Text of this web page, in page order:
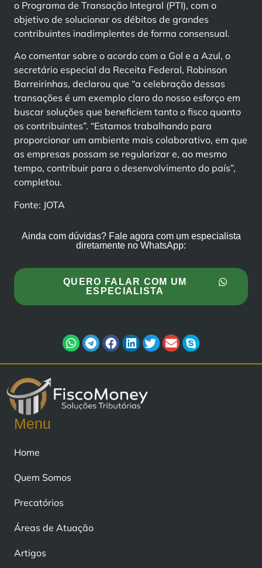
o Programa de Transação Integral (PTI), com o
objetivo de solucionar os débitos de grandes
contribuintes inadimplentes de forma consensual.
Ao comentar sobre o acordo com a Gol e a Azul, o
secretário especial da Receita Federal, Robinson
Barreirinhas, declarou que “a celebração dessas
transações é um exemplo claro do nosso esforço em
buscar soluções que beneficiem tanto o fisco quanto
os contribuintes”. “Estamos trabalhando para
proporcionar um ambiente mais colaborativo, em que
as empresas possam se regularizar e, ao mesmo
tempo, contribuir para o desenvolvimento do país”,
completou.
Fonte: JOTA
Ainda com dúvidas? Fale agora com um especialista
diretamente no WhatsApp:
QUERO FALAR COM UM
ESPECIALISTA
Menu
Home
Quem Somos
Precatórios
Áreas de Atuação
Artigos